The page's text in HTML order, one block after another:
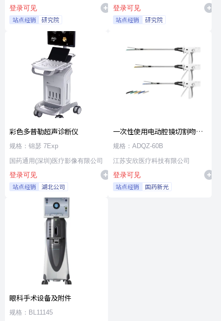
登录可见
站点经销 研究院
司
登录可见
站点经销 研究院
彩色多普勒超声诊断仪
规格：锦瑟 7Exp
国药通用(深圳)医疗影像有限公司
登录可见
站点经销 湖北公司
一次性使用电动腔镜切割吻合
器及组件
规格：ADQZ-60B
江苏安欣医疗科技有限公司
登录可见
站点经销 国药新光
眼科手术设备及附件
规格：BL11145